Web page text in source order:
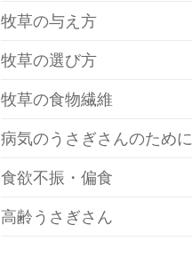
牧草の与え方
牧草の選び方
牧草の食物繊維
病気のうさぎさんのために
食欲不振・偏食
高齢うさぎさん